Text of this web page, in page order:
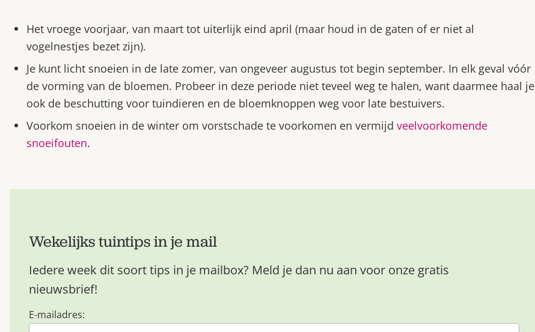
Het vroege voorjaar, van maart tot uiterlijk eind april (maar houd in de gaten of er niet al
vogelnestjes bezet zijn).
Je kunt licht snoeien in de late zomer, van ongeveer augustus tot begin september. In elk geval vóór
de vorming van de bloemen. Probeer in deze periode niet teveel weg te halen, want daarmee haal je
ook de beschutting voor tuindieren en de bloemknoppen weg voor late bestuivers.
Voorkom snoeien in de winter om vorstschade te voorkomen en vermijd veelvoorkomende
snoeifouten.
Wekelijks tuintips in je mail
Iedere week dit soort tips in je mailbox? Meld je dan nu aan voor onze gratis
nieuwsbrief!
E-mailadres: